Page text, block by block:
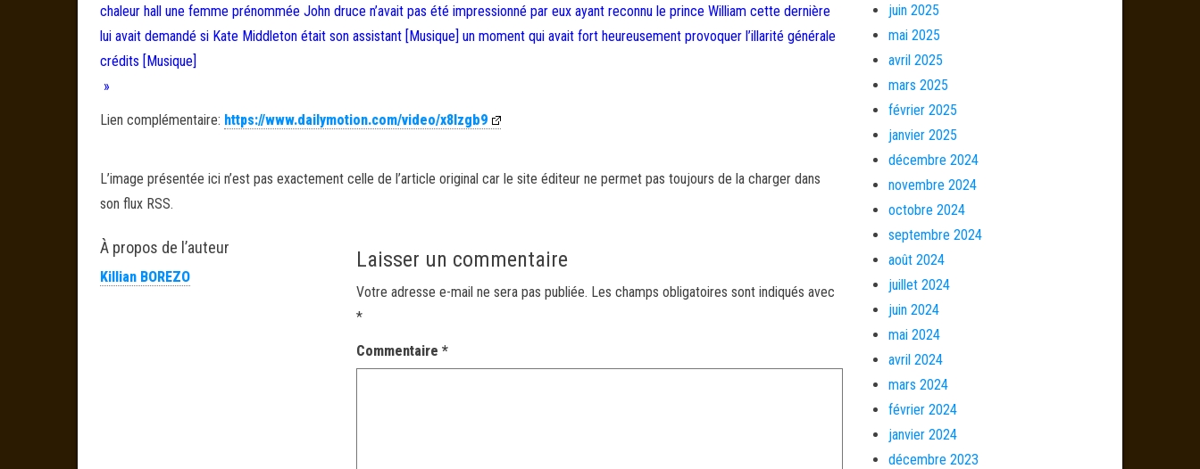
chaleur hall une femme prénommée John druce n’avait pas été impressionné par eux ayant reconnu le prince William cette dernière
lui avait demandé si Kate Middleton était son assistant [Musique] un moment qui avait fort heureusement provoquer l’illarité générale
crédits [Musique]
»
Lien complémentaire: https://www.dailymotion.com/video/x8lzgb9
L’image présentée ici n’est pas exactement celle de l’article original car le site éditeur ne permet pas toujours de la charger dans
son flux RSS.
À propos de l’auteur
Killian BOREZO
Laisser un commentaire
Votre adresse e-mail ne sera pas publiée. Les champs obligatoires sont indiqués avec
*
Commentaire*
juin 2025
mai 2025
avril 2025
mars 2025
février 2025
janvier 2025
décembre 2024
novembre 2024
octobre 2024
septembre 2024
août 2024
juillet 2024
juin 2024
mai 2024
avril 2024
mars 2024
février 2024
janvier 2024
décembre 2023